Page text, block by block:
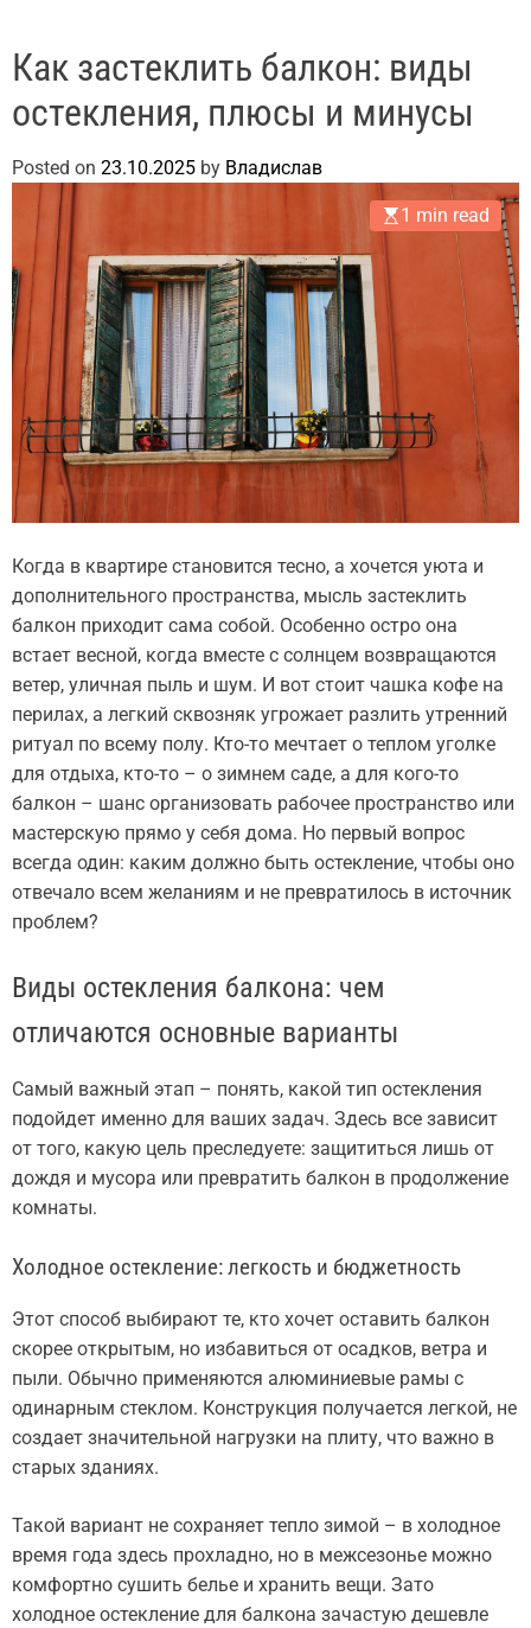
Как застеклить балкон: виды
остекления, плюсы и минусы
Posted on 23.10.2025 by Владислав
1 min read
Когда в квартире становится тесно, а хочется уюта и
дополнительного пространства, мысль застеклить
балкон приходит сама собой. Особенно остро она
встает весной, когда вместе с солнцем возвращаются
ветер, уличная пыль и шум. И вот стоит чашка кофе на
перилах, а легкий сквозняк угрожает разлить утренний
ритуал по всему полу. Кто-то мечтает о теплом уголке
для отдыха, кто-то – о зимнем саде, а для кого-то
балкон – шанс организовать рабочее пространство или
мастерскую прямо у себя дома. Но первый вопрос
всегда один: каким должно быть остекление, чтобы оно
отвечало всем желаниям и не превратилось в источник
проблем?
Виды остекления балкона: чем
отличаются основные варианты
Самый важный этап – понять, какой тип остекления
подойдет именно для ваших задач. Здесь все зависит
от того, какую цель преследуете: защититься лишь от
дождя и мусора или превратить балкон в продолжение
комнаты.
Холодное остекление: легкость и бюджетность
Этот способ выбирают те, кто хочет оставить балкон
скорее открытым, но избавиться от осадков, ветра и
пыли. Обычно применяются алюминиевые рамы с
одинарным стеклом. Конструкция получается легкой, не
создает значительной нагрузки на плиту, что важно в
старых зданиях.
Такой вариант не сохраняет тепло зимой – в холодное
время года здесь прохладно, но в межсезонье можно
комфортно сушить белье и хранить вещи. Зато
холодное остекление для балкона зачастую дешевле